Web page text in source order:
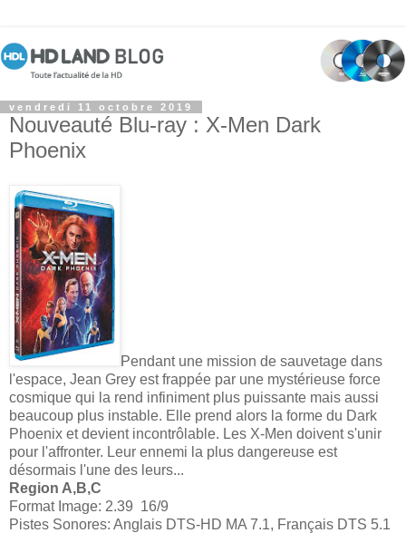
vendredi 11 octobre 2019
Nouveauté Blu-ray : X-Men Dark
Phoenix
Pendant une mission de sauvetage dans
l'espace, Jean Grey est frappée par une mystérieuse force
cosmique qui la rend infiniment plus puissante mais aussi
beaucoup plus instable. Elle prend alors la forme du Dark
Phoenix et devient incontrôlable. Les X-Men doivent s'unir
pour l'affronter. Leur ennemi la plus dangereuse est
désormais l'une des leurs...
Region A,B,C
Format Image: 2.39 16/9
Pistes Sonores: Anglais DTS-HD MA 7.1, Français DTS 5.1